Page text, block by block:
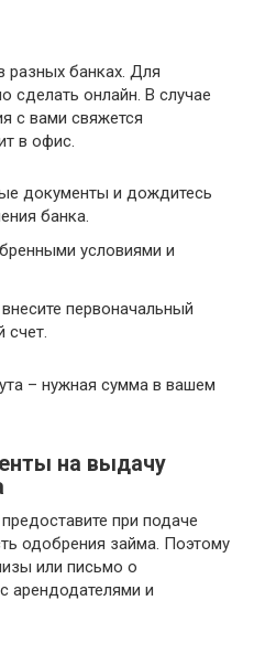
разных банках. Для
сделать онлайн. В случае
с вами свяжется
в офис.
документы и дождитесь
банка.
условиями и
первоначальный
счет.
– нужная сумма в вашем
на выдачу
при подаче
одобрения займа. Поэтому
или письмо о
арендодателями и